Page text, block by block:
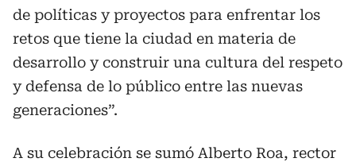
de políticas y proyectos para enfrentar los
retos que tiene la ciudad en materia de
desarrollo y construir una cultura del respeto
y defensa de lo público entre las nuevas
generaciones”.
A su celebración se sumó Alberto Roa, rector